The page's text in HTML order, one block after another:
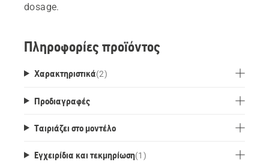
dosage.
Πληροφορίες προϊόντος
Χαρακτηριστικά(2)
Προδιαγραφές
Ταιριάζει στο μοντέλο
Εγχειρίδια και τεκμηρίωση(1 )